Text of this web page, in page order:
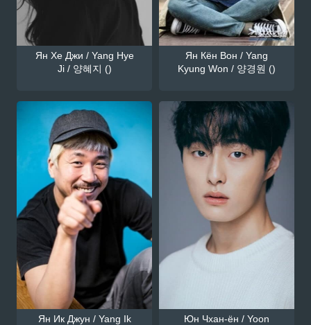
Ян Хе Джи / Yang Hye
Ji / 양혜지 ()
Ян Кён Вон / Yang
Kyung Won / 양경원 ()
Ян Ик Джун / Yang Ik
Юн Чхан-ён / Yoon